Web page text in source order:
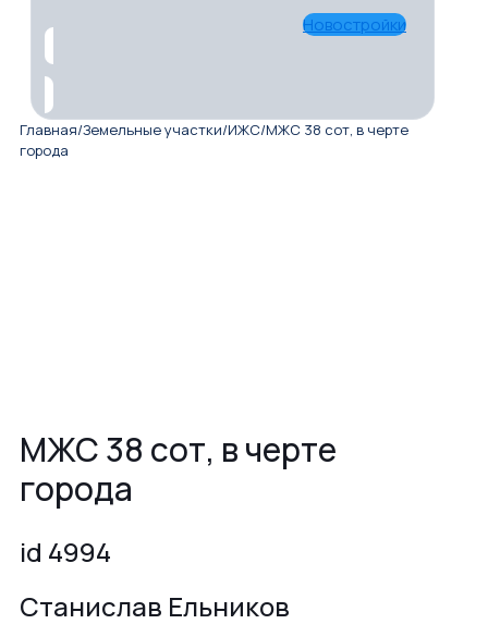
Новостройки
Главная/Земельные участки/ИЖС/МЖС 38 сот, в черте
города
МЖС 38 сот, в черте
города
id 4994
Станислав Ельников